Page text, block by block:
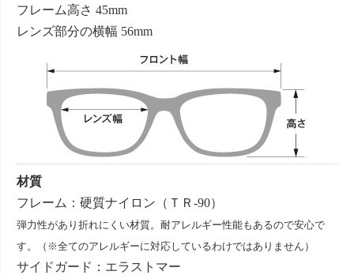
フレーム高さ 45mm
レンズ部分の横幅 56mm
材質
フレーム：硬質ナイロン（ＴＲ-90）
弾力性があり折れにくい材質。耐アレルギー性能もあるので安心で
す。（※全てのアレルギーに対応しているわけではありません）
サイドガード：エラストマー